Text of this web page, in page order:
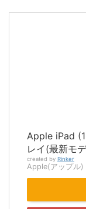
Apple iPad
レイ(最新モ
created by Rinker
Apple(アップル)